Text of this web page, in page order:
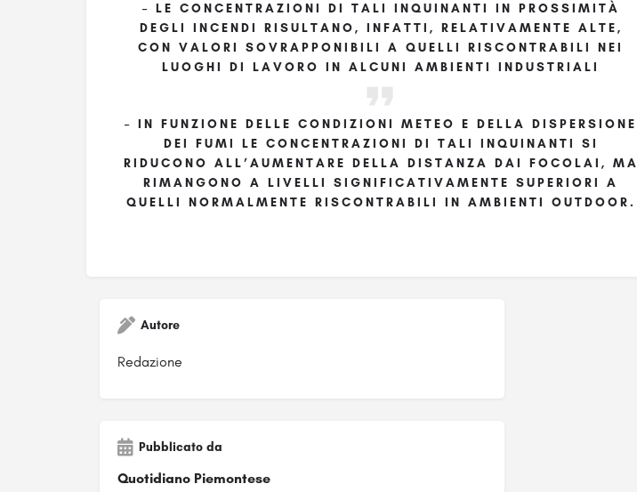
– LE CONCENTRAZIONI DI TALI INQUINANTI IN PROSSIMITÀ
DEGLI INCENDI RISULTANO, INFATTI, RELATIVAMENTE ALTE,
CON VALORI SOVRAPPONIBILI A QUELLI RISCONTRABILI NEI
LUOGHI DI LAVORO IN ALCUNI AMBIENTI INDUSTRIALI
– IN FUNZIONE DELLE CONDIZIONI METEO E DELLA DISPERSIONE
DEI FUMI LE CONCENTRAZIONI DI TALI INQUINANTI SI
RIDUCONO ALL’AUMENTARE DELLA DISTANZA DAI FOCOLAI, MA
RIMANGONO A LIVELLI SIGNIFICATIVAMENTE SUPERIORI A
QUELLI NORMALMENTE RISCONTRABILI IN AMBIENTI OUTDOOR.
Autore
Redazione
Pubblicato da
Quotidiano Piemontese